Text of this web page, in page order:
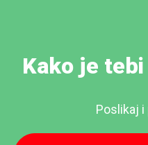
Kako je
Poslikaj i